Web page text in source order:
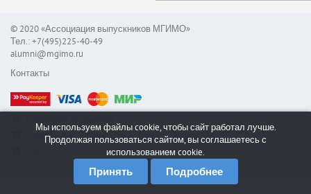
© 2020 «Ассоциация выпускников МГИМО»
Тел.: +7(495)225-40-49
alumni@mgimo.ru
Контакты
Служба поддержки
Мы используем файлы cookie, чтобы сайт работал лучше.
Продолжая пользоваться сайтом, вы соглашаетесь с
использованием cookie.
Принять Подробнее